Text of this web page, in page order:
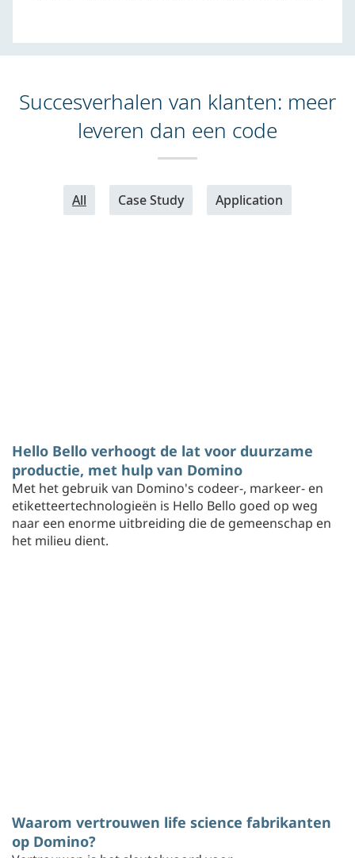
Succesverhalen van klanten: meer
leveren dan een code
All Case Study Application
Hello Bello verhoogt de lat voor duurzame
productie, met hulp van Domino
Met het gebruik van Domino's codeer-, markeer- en
etiketteertechnologieën is Hello Bello goed op weg
naar een enorme uitbreiding die de gemeenschap en
het milieu dient.
Waarom vertrouwen life science fabrikanten
op Domino?